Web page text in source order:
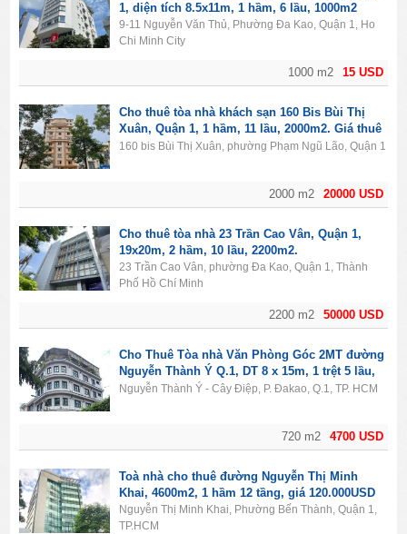
15 USD
1000 m2
1, diện tích 8.5x11m, 1 hầm, 6 lầu, 1000m2
9-11 Nguyễn Văn Thủ, Phường Đa Kao, Quận 1, Ho
Chi Minh City
20000 USD
2000 m2
Cho thuê tòa nhà khách sạn 160 Bis Bùi Thị
Xuân, Quận 1, 1 hầm, 11 lầu, 2000m2. Giá thuê
20.000$/tháng.
160 bis Bùi Thị Xuân, phường Phạm Ngũ Lão, Quận 1
50000 USD
2200 m2
Cho thuê tòa nhà 23 Trần Cao Vân, Quận 1,
19x20m, 2 hầm, 10 lầu, 2200m2.
23 Trần Cao Vân, phường Đa Kao, Quận 1, Thành
Phố Hồ Chí Minh
4700 USD
720 m2
Cho Thuê Tòa nhà Văn Phòng Góc 2MT đường
Nguyễn Thành Ý Q.1, DT 8 x 15m, 1 trệt 5 lầu,
Giá 4700usd
Nguyễn Thành Ý - Cây Điệp, P. Đakao, Q.1, TP. HCM
Toà nhà cho thuê đường Nguyễn Thị Minh
Khai, 4600m2, 1 hầm 12 tầng, giá 120.000USD
Nguyễn Thị Minh Khai, Phường Bến Thành, Quận 1,
TP.HCM